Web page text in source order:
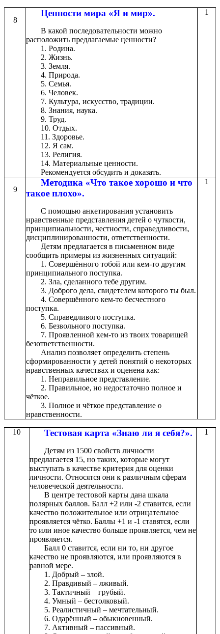
8
Ценности мира «Я и мир».
В какой последовательности можно
расположить предлагаемые ценности?
1. Родина.
2. Жизнь.
3. Земля.
4. Природа.
5. Семья.
6. Человек.
7. Культура, искусство, традиции.
8. Знания, наука.
9. Труд.
10. Отдых.
11. Здоровье.
12. Я сам.
13. Религия.
14. Материальные ценности.
Рекомендуется обсудить и доказать.
1
9
Методика «Что такое хорошо и что
такое плохо».
С помощью анкетирования установить
нравственные представления детей о чуткости,
принципиальности, честности, справедливости,
дисциплинированности, ответственности.
Детям предлагается в письменном виде
сообщить примеры из жизненных ситуаций:
1. Совершённого тобой или кем-то другим
принципиального поступка.
2. Зла, сделанного тебе другим.
3. Доброго дела, свидетелем которого ты был.
4. Совершённого кем-то бесчестного
поступка.
5. Справедливого поступка.
6. Безвольного поступка.
7. Проявленной кем-то из твоих товарищей
безответственности.
Анализ позволяет определить степень
сформированности у детей понятий о некоторых
нравственных качествах и оценена как:
1. Неправильное представление.
2. Правильное, но недостаточно полное и
чёткое.
3. Полное и чёткое представление о
нравственности.
1
10 Тестовая карта «Знаю ли я себя?».
Детям из 1500 свойств личности
предлагается 15, но таких, которые могут
выступать в качестве критерия для оценки
личности. Относятся они к различным сферам
человеческой деятельности.
В центре тестовой карты дана шкала
полярных баллов. Балл +2 или -2 ставится, если
качество положительное или отрицательное
проявляется чётко. Баллы +1 и -1 ставятся, если
то или иное качество больше проявляется, чем не
проявляется.
Балл 0 ставится, если ни то, ни другое
качество не проявляются, или проявляются в
равной мере.
1. Добрый – злой.
2. Правдивый – лживый.
3. Тактичный – грубый.
4. Умный – бестолковый.
5. Реалистичный – мечтательный.
6. Одарённый – обыкновенный.
7. Активный – пассивный.
1